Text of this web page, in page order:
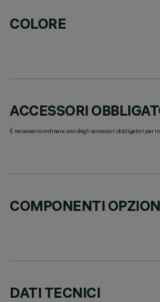
COLORE
ACCESSORI
È necessario ordinare uno degli accessori obbligatori per
COMPONENTI
DATI TECNICI